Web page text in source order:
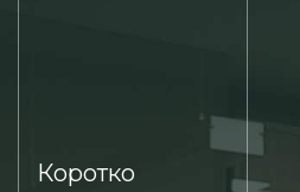
Коротко